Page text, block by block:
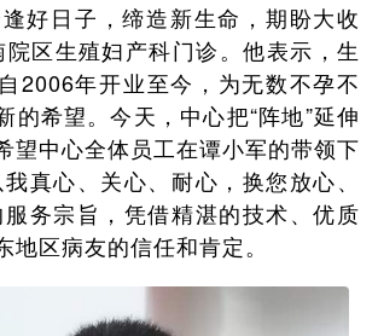
好日子，缔造新生命，期盼大收
院区生殖妇产科门诊。他表示，生
2006年开业至今，为无数不孕不
的希望。今天，中心把“阵地”延伸
望中心全体员工在谭小军的带领下
真心、关心、耐心，换您放心、
务宗旨，凭借精湛的技术、优质
地区病友的信任和肯定。